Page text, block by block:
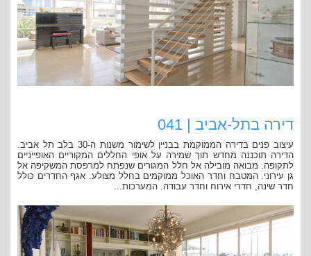
דירה בתל-אביב | 041
עיצוב פנים בדירה הממוקמת בבניין לשימור משנות ה-30 בלב תל אביב.
הדירה תוכננה מחדש תוך שמירה על אופי החללים המקוריים האופייניים
לתקופה. מבואה מובילה אל חלל המגורים שנפתח למרפסת המשקיפה אל
גן עירוני. המטבח וחדר האוכל ממוקמים בחלל מצולע. אגף החדרים כולל
חדר שינה, חדרי אירוח וחדר עבודה. המערכות...